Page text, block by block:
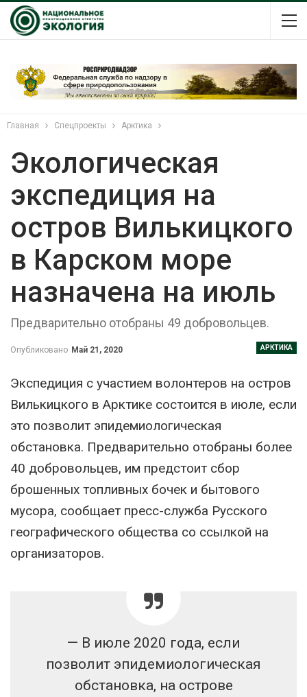
Главная Спецпроекты Арктика
Экологическая
экспедиция на
остров Вилькицкого
в Карском море
назначена на июль
Предварительно отобраны 49 добровольцев.
АРКТИКА
Опубликовано Май 21, 2020
Экспедиция с участием волонтеров на остров
Вилькицкого в Арктике состоится в июле, если
это позволит эпидемиологическая
обстановка. Предварительно отобраны более
40 добровольцев, им предстоит сбор
брошенных топливных бочек и бытового
мусора, сообщает пресс-служба Русского
географического общества со ссылкой на
организаторов.
— В июле 2020 года, если
позволит эпидемиологическая
обстановка, на острове